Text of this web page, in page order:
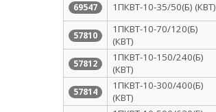
69547 1ПКВТ-10-35/50(Б) (КВТ)
57810
1ПКВТ-10-70/120(Б)
(КВТ)
57812
1ПКВТ-10-150/240(Б)
(КВТ)
57814
1ПКВТ-10-300/400(Б)
(КВТ)